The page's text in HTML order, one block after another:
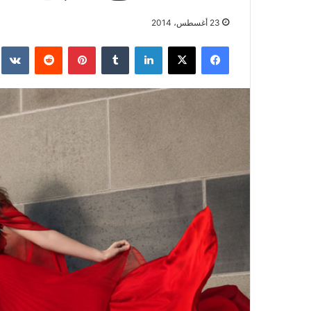
23 أغسطس، 2014
فيسبوك ‫X لينكدإن بينتيريست